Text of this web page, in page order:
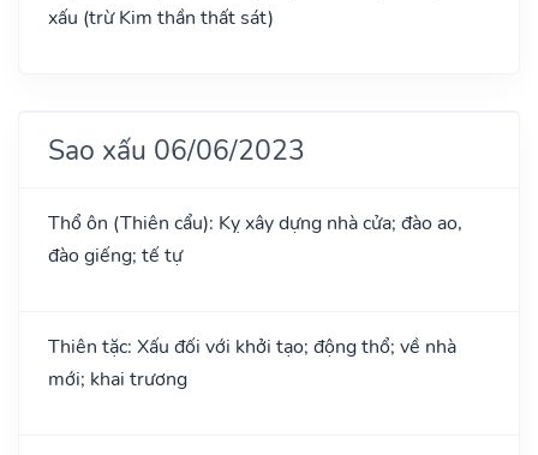
xấu (trừ Kim thần thất sát)
Sao xấu 06/06/2023
Thổ ôn (Thiên cẩu): Kỵ xây dựng nhà cửa; đào ao,
đào giếng; tế tự
Thiên tặc: Xấu đối với khởi tạo; động thổ; về nhà
mới; khai trương